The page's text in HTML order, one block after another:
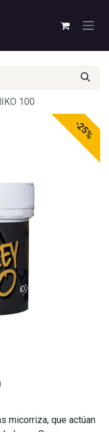
100
-25%
micorriza, que actúan